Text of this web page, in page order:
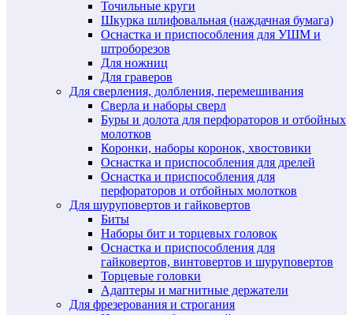
Точильные круги
Шкурка шлифовальная (наждачная бумага)
Оснастка и приспособления для УШМ и
штроборезов
Для ножниц
Для граверов
Для сверления, долбления, перемешивания
Сверла и наборы сверл
Буры и долота для перфораторов и отбойных
молотков
Коронки, наборы коронок, хвостовики
Оснастка и приспособления для дрелей
Оснастка и приспособления для
перфораторов и отбойных молотков
Для шуруповертов и гайковертов
Биты
Наборы бит и торцевых головок
Оснастка и приспособления для
гайковертов, винтовертов и шуруповертов
Торцевые головки
Адаптеры и магнитные держатели
Для фрезерования и строгания